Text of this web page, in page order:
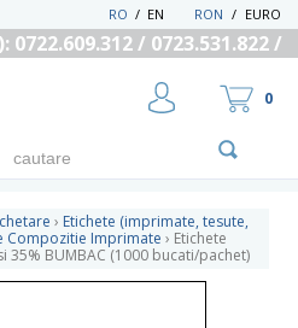
RON / EURO
EN
/
RO
/ 0723.531.822 /
UTILIZATOR NOU
0
› Etichete (imprimate, tesute,
Compozitie Imprimate › Etichete
35% BUMBAC (1000 bucati/pachet)